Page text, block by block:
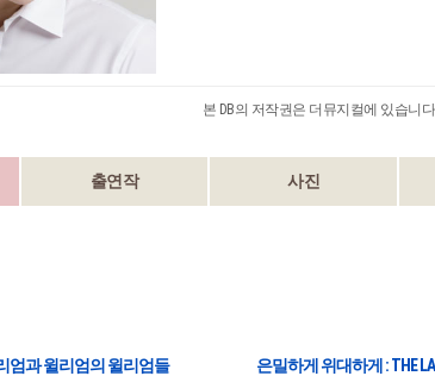
본 DB의 저작권은 더뮤지컬에 있습니
출연작 사진
엄과 윌리엄의 윌리엄들 은밀하게 위대하게 : THE